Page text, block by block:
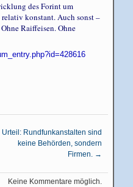
des Forint um
konstant. Auch sonst –
Raiffeisen. Ohne
Urteil: Rundfunkanstalten sind
keine Behörden, sondern
Firmen. →
Keine Kommentare möglich.